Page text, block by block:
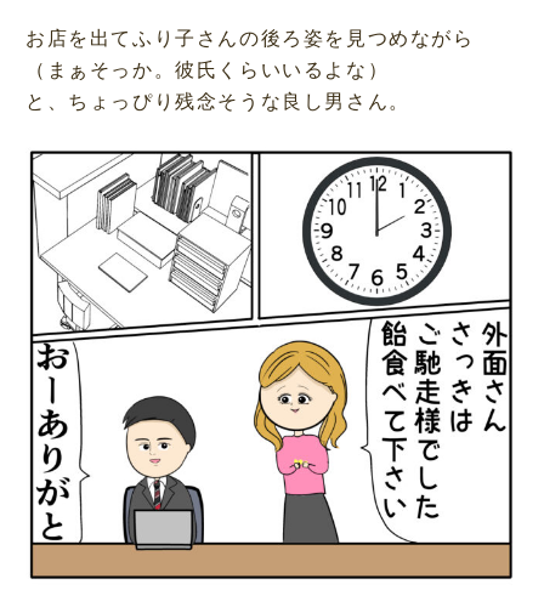
お店を出てふり子さんの後ろ姿を見つめながら
（まぁそっか。彼氏くらいいるよな）
と、ちょっぴり残念そうな良し男さん。